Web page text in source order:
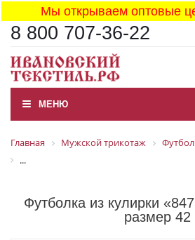
Мы открываем оптовые
8 800 707-36-22
МЕНЮ
Главная Мужской трикотаж
...
Футболка из кулирки
размер 42